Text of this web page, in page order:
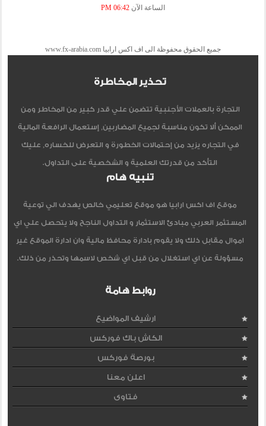
الساعة الآن 06:42 PM
جميع الحقوق محفوظة الى اف اكس ارابيا www.fx-arabia.com
تحذير المخاطرة
التجارة بالعملات الأجنبية تتضمن علي قدر كبير من المخاطر ومن
الممكن ألا تكون مناسبة لجميع المضاربين, إستعمال الرافعة المالية
في التجاره يزيد من إحتمالات الخطورة و التعرض للخساره, عليك
التأكد من قدرتك العلمية و الشخصية على التداول.
تنبيه هام
موقع اف اكس ارابيا هو موقع تعليمي خالص يهدف الي توعية
المستثمر العربي مبادئ الاستثمار و التداول الناجح ولا يتحصل علي اي
اموال مقابل ذلك ولا يقوم بادارة محافظ مالية وان ادارة الموقع غير
مسؤولة عن اي استغلال من قبل اي شخص لاسمها وتحذر من ذلك.
روابط هامة
ارشيف المواضيع
الكاش باك فوركس
بورصة فوركس
اعلن معنا
فتاوى